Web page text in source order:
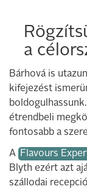
a
Bárhová is
kifejezést
étrendbeli
fontosabb a
A Flavours
Blyth ezért azt
szállodai